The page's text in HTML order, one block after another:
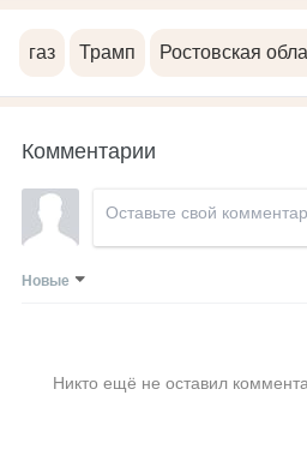
газ Трамп Ростовская
Комментарии
Новые
Никто ещё не оставил